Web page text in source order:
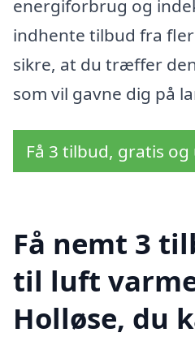
energiforbrug og
indhente tilbud fra
sikre, at du træffer
som vil gavne dig på
Få 3 tilbud, gratis
Få nemt 3
til luft
Holløse, du